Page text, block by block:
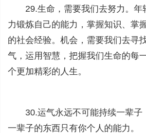
29.生命，需要我们去努力。年
力锻炼自己的能力，掌握知识、掌
的社会经验。机会，需要我们去寻
气，运用智慧，把握我们生命的每
个更加精彩的人生。
30.运气永远不可能持续一辈子
一辈子的东西只有你个人的能力。